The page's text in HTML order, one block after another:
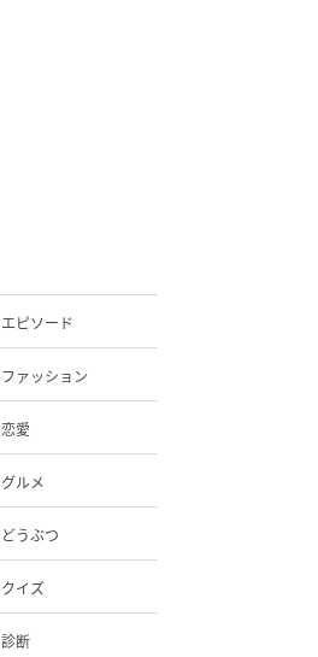
エピソード
ファッション
恋愛
グルメ
どうぶつ
クイズ
診断